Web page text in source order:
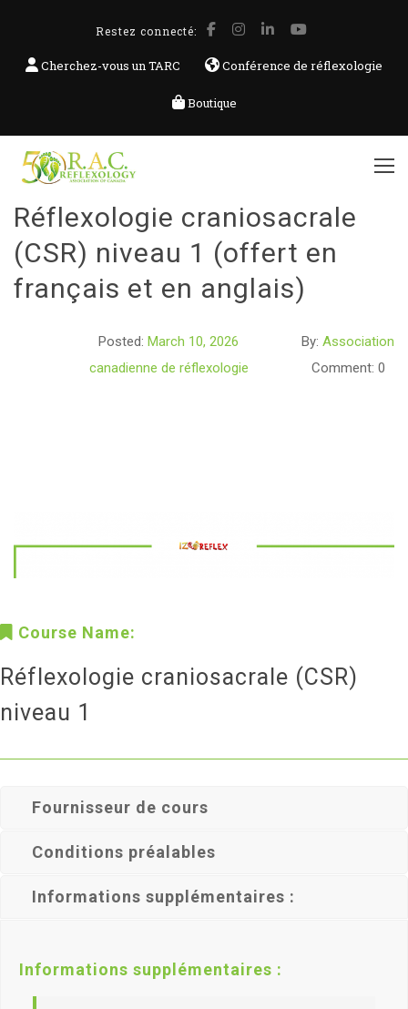
Restez connecté:
Cherchez-vous un TARC Conférence de réflexologie
Boutique
Réflexologie craniosacrale
(CSR) niveau 1 (offert en
français et en anglais)
Posted: March 10, 2026 By: Association
canadienne de réflexologie
Comment: 0
Course Name:
Réflexologie craniosacrale (CSR)
niveau 1
Fournisseur de cours
Conditions préalables
Informations supplémentaires :